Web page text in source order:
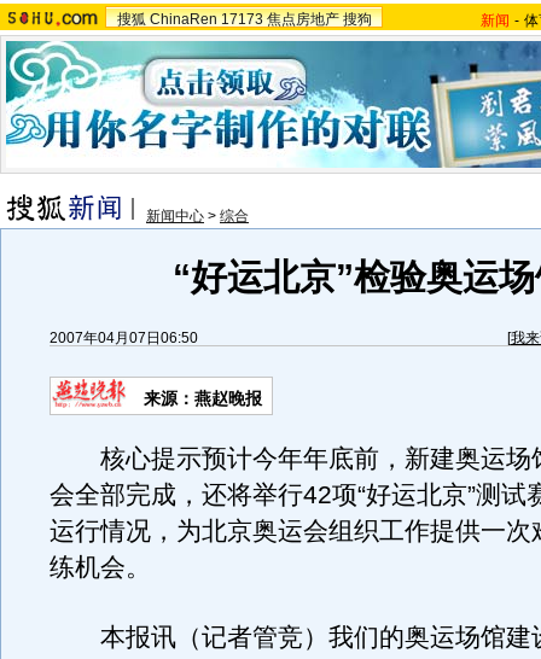
搜狐 ChinaRen 17173 焦点房地产 搜狗 新闻 -
新闻中心 > 综合
“好运北京”检验奥运
2007年04月07日06:50 [我
来源：燕赵晚报
核心提示预计今年年底前，新建奥运场
会全部完成，还将举行42项“好运北京”测试
运行情况，为北京奥运会组织工作提供一次
练机会。
本报讯（记者管竞）我们的奥运场馆建